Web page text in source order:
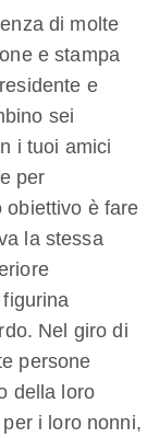
di molte
e stampa
e
sei
i tuoi amici
per
obiettivo è fare
la stessa
Nel giro di
persone
della loro
i loro nonni,